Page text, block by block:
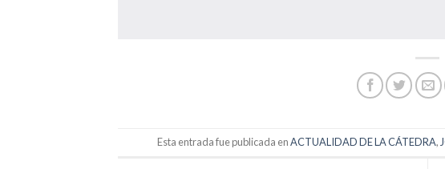
Esta entrada fue publicada enACTUALIDAD DE LA CÁTEDRA,